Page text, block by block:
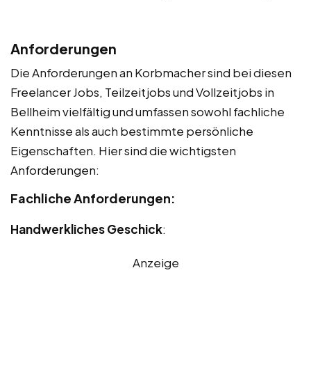
Anforderungen
Die Anforderungen an Korbmacher sind bei diesen
Freelancer Jobs, Teilzeitjobs und Vollzeitjobs in
Bellheim vielfältig und umfassen sowohl fachliche
Kenntnisse als auch bestimmte persönliche
Eigenschaften. Hier sind die wichtigsten
Anforderungen:
Fachliche Anforderungen:
Handwerkliches Geschick:
Anzeige